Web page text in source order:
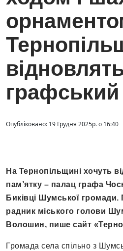
Опубліковано: 19 Грудня 2025р. о 16:40
На Тернопільщині хочуть
пам’ятку – палац графа
Биківці Шумської
радник міського голови
Волошин, пише сайт
Громада села спільно з